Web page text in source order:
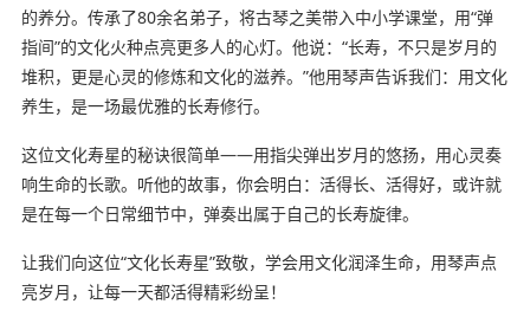
的养分。传承了80余名弟子，将古琴之美带入中小学课堂，用“弹
指间”的文化火种点亮更多人的心灯。他说：“长寿，不只是岁月的
堆积，更是心灵的修炼和文化的滋养。”他用琴声告诉我们：用文化
养生，是一场最优雅的长寿修行。
这位文化寿星的秘诀很简单——用指尖弹出岁月的悠扬，用心灵奏
响生命的长歌。听他的故事，你会明白：活得长、活得好，或许就
是在每一个日常细节中，弹奏出属于自己的长寿旋律。
让我们向这位“文化长寿星”致敬，学会用文化润泽生命，用琴声点
亮岁月，让每一天都活得精彩纷呈！